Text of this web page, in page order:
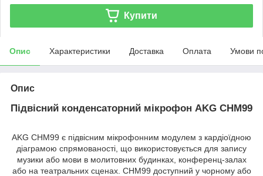
Купити
Опис Характеристики Доставка Оплата Умови
Опис
Підвісний конденсаторний мікрофон AKG CHM99
AKG CHM99 є підвісним мікрофонним модулем з кардіоїдною
діаграмою спрямованості, що використовується для запису
музики або мови в молитовних будинках, конференц-залах
або на театральних сценах. CHM99 доступний у чорному або